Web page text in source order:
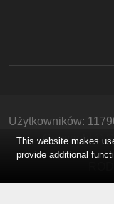
Użytkowników:
Copyright ©
This website makes
provide additional